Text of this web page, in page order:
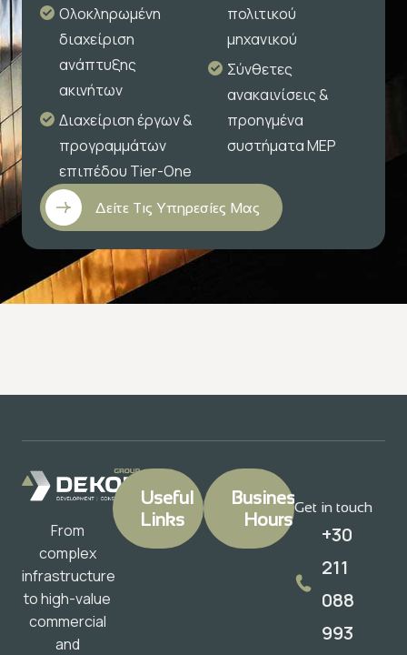
Ολοκληρωμένη
διαχείριση
ανάπτυξης
ακινήτων
Διαχείριση έργων &
προγραμμάτων
επιπέδου Tier-One
πολιτικού
μηχανικού
Σύνθετες
ανακαινίσεις &
προηγμένα
συστήματα MEP
Δείτε Τις Υπηρεσίες Μας
From
complex
infrastructure
to high-value
commercial
and
Useful
Links
Business
Hours
Get in touch
+30
211
088
993